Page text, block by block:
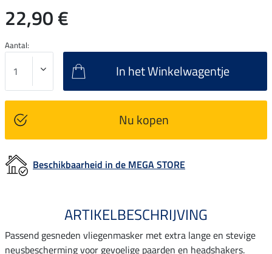
22,90 €
Aantal:
In het Winkelwagentje
Nu kopen
Beschikbaarheid in de MEGA STORE
ARTIKELBESCHRIJVING
Passend gesneden vliegenmasker met extra lange en stevige
neusbescherming voor gevoelige paarden en headshakers.